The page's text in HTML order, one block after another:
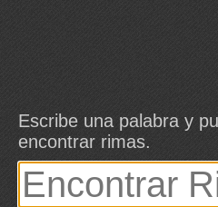
Escribe una palabra y
encontrar rimas.